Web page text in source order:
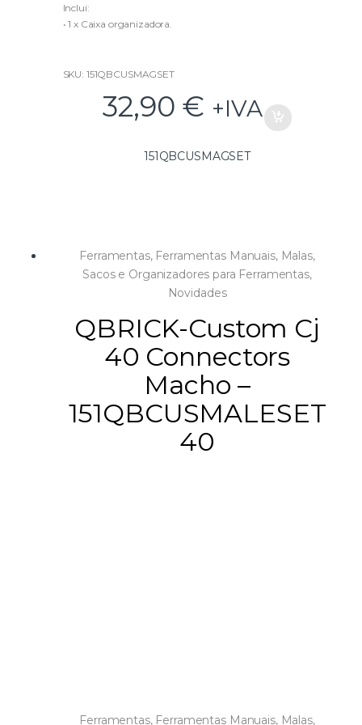
f
5Inclui:
• 1 x Caixa organizadora.
• 2 x Chapas metálicas 40mmx75mm
SKU: 151QBCUSMAGSET
32,90 € +IVA
151QBCUSMAGSET
Ferramentas, Ferramentas Manuais, Malas,
Sacos e Organizadores para Ferramentas,
Novidades
QBRICK-Custom Cj
40 Connectors
Macho –
151QBCUSMALESET
40
Ferramentas, Ferramentas Manuais, Malas,